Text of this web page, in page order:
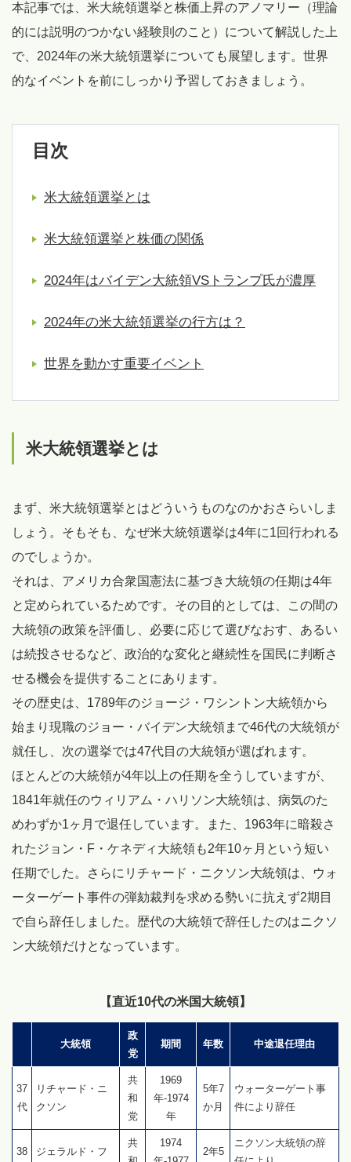
本記事では、米大統領選挙と株価上昇のアノマリー（理論
的には説明のつかない経験則のこと）について解説した上
で、2024年の米大統領選挙についても展望します。世界
的なイベントを前にしっかり予習しておきましょう。
目次
米大統領選挙とは
米大統領選挙と株価の関係
2024年はバイデン大統領VSトランプ氏が濃厚
2024年の米大統領選挙の行方は？
世界を動かす重要イベント
米大統領選挙とは
まず、米大統領選挙とはどういうものなのかおさらいしま
しょう。そもそも、なぜ米大統領選挙は4年に1回行われる
のでしょうか。
それは、アメリカ合衆国憲法に基づき大統領の任期は4年
と定められているためです。その目的としては、この間の
大統領の政策を評価し、必要に応じて選びなおす、あるい
は続投させるなど、政治的な変化と継続性を国民に判断さ
せる機会を提供することにあります。
その歴史は、1789年のジョージ・ワシントン大統領から
始まり現職のジョー・バイデン大統領まで46代の大統領が
就任し、次の選挙では47代目の大統領が選ばれます。
ほとんどの大統領が4年以上の任期を全うしていますが、
1841年就任のウィリアム・ハリソン大統領は、病気のた
めわずか1ヶ月で退任しています。また、1963年に暗殺さ
れたジョン・F・ケネディ大統領も2年10ヶ月という短い
任期でした。さらにリチャード・ニクソン大統領は、ウォ
ーターゲート事件の弾劾裁判を求める勢いに抗えず2期目
で自ら辞任しました。歴代の大統領で辞任したのはニクソ
ン大統領だけとなっています。
【直近10代の米国大統領】
大統領
政
党
期間 年数 中途退任理由
37
代
リチャード・ニ
クソン
共
和
党
1969
年-1974
年
5年7
か月
ウォーターゲート事
件により辞任
38 ジェラルド・フ
共
1974
2年5
ニクソン大統領の辞